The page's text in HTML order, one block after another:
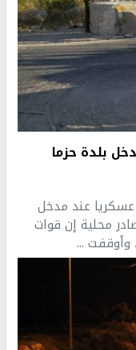
بلدة حزما
عسكريا عند مدخل
محلية إن قوات
وأوقفت ...